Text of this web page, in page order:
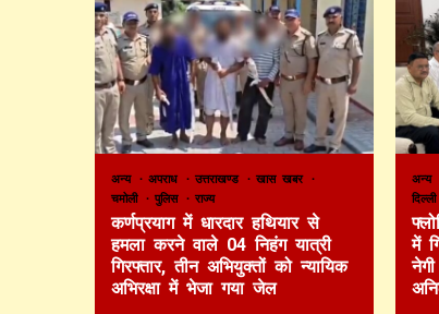
अन्य अपराध उत्तराखण्ड
खास खबर
चमोली
पुलिस राज्य
कर्णप्रयाग में धारदार हथियार से
हमला करने वाले 04 निहंग यात्री
गिरफ्तार, तीन अभियुक्तों को न्यायिक
अभिरक्षा में भेजा गया जेल
अन्य
दिल्ली
में